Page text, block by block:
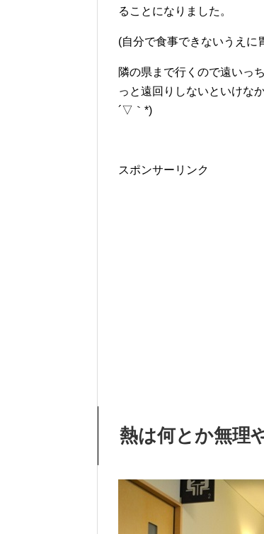
ることになりました。
(自分で食事できないうえに
隣の県まで行くので遠いっ
っと遠回りしないといけな
´▽｀*)
スポンサーリンク
熱は何とか無理